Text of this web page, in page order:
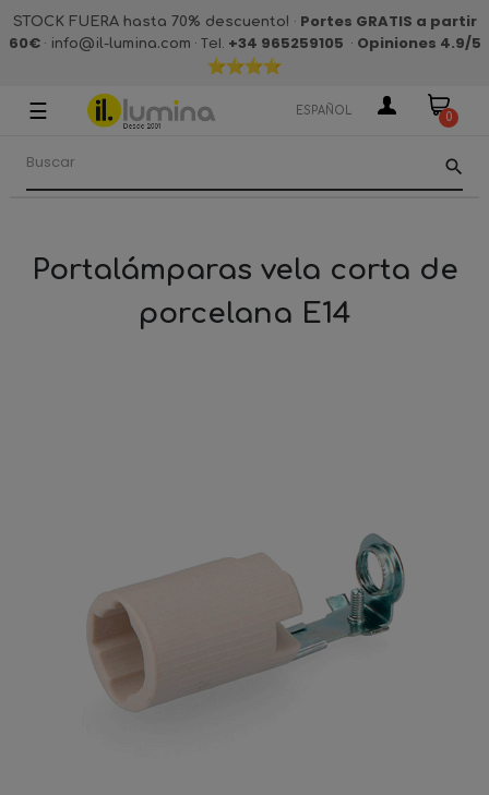
STOCK FUERA hasta 70% descuento! · Portes GRATIS a partir
60€· info@il-lumina.com · Tel. +34 965259105 · Opiniones 4.9/5
Navegación
palanca
☰ ESPAÑOL 0
search
Portalámparas vela corta de
porcelana E14